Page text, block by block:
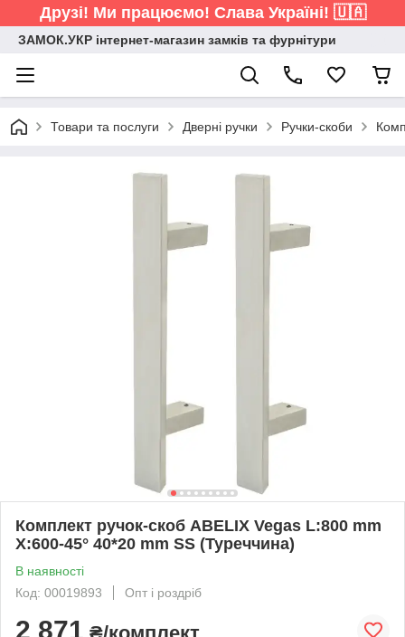
Друзі! Ми працюємо! Слава Україні! 🇺🇦
ЗАМОК.УКР інтернет-магазин замків та фурнітури
Товари та послуги Дверні ручки Ручки-скоби
Комплект ручок-скоб ABELIX Vegas L:800 mm
X:600-45° 40*20 mm SS (Туреччина)
В наявності
Код: 00019893
Опт і роздріб
2 871